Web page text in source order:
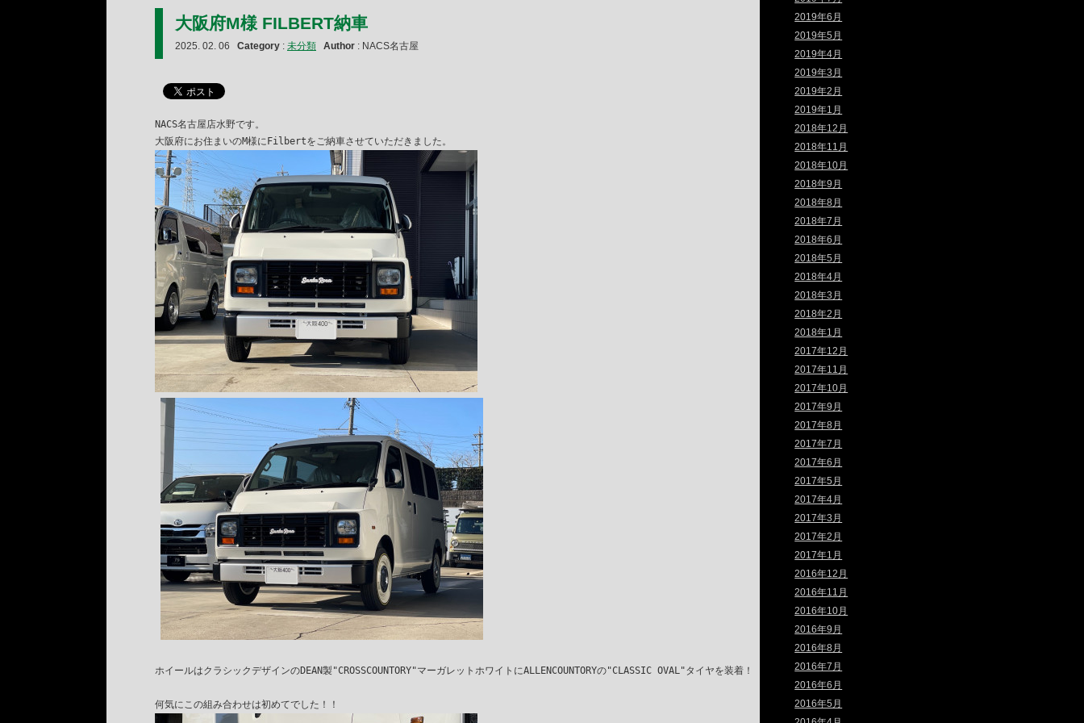
大阪府M様 FILBERT納車
2025. 02. 06 Category : 未分類 Author : NACS名古屋
NACS名古屋店水野です。
大阪府にお住まいのM様にFilbertをご納車させていただきました。
ホイールはクラシックデザインのDEAN製"CROSSCOUNTORY"マーガレットホワイトにALLENCOUNTORYの"CLASSIC OVAL"タイヤを装着！
何気にこの組み合わせは初めてでした！！⁡
2019年6月
2019年5月
2019年4月
2019年3月
2019年2月
2019年1月
2018年12月
2018年11月
2018年10月
2018年9月
2018年8月
2018年7月
2018年6月
2018年5月
2018年4月
2018年3月
2018年2月
2018年1月
2017年12月
2017年11月
2017年10月
2017年9月
2017年8月
2017年7月
2017年6月
2017年5月
2017年4月
2017年3月
2017年2月
2017年1月
2016年12月
2016年11月
2016年10月
2016年9月
2016年8月
2016年7月
2016年6月
2016年5月